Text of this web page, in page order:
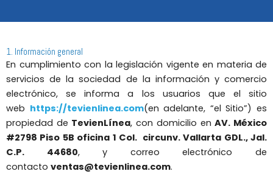
1. Información general
En cumplimiento con la legislación vigente en materia de
servicios de la sociedad de la información y comercio
electrónico, se informa a los usuarios que el sitio
web https://tevienlinea.com(en adelante, “el Sitio”) es
propiedad de TevienLínea, con domicilio enAV. México
#2798 Piso 5B oficina 1 Col. circunv. Vallarta GDL., Jal.
C.P. 44680, y correo electrónico de
contacto ventas@tevienlinea.com.